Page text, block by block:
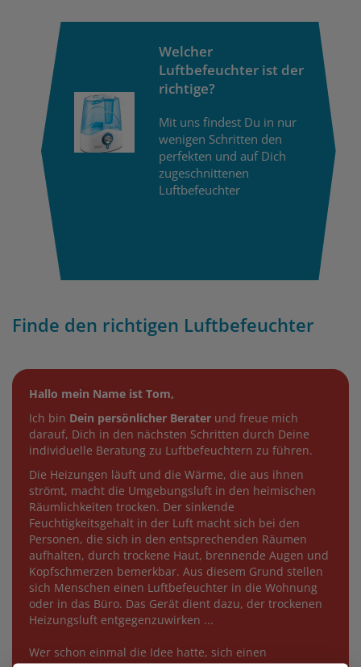
Welcher
Luftbefeuchter ist der
richtige?
Mit uns findest Du in nur
wenigen Schritten den
perfekten und auf Dich
zugeschnittenen
Luftbefeuchter
Finde den richtigen Luftbefeuchter
Hallo mein Name ist Tom,
Ich bin Dein persönlicher Berater und freue mich
darauf, Dich in den nächsten Schritten durch Deine
individuelle Beratung zu Luftbefeuchtern zu führen.
Die Heizungen läuft und die Wärme, die aus ihnen
strömt, macht die Umgebungsluft in den heimischen
Räumlichkeiten trocken. Der sinkende
Feuchtigkeitsgehalt in der Luft macht sich bei den
Personen, die sich in den entsprechenden Räumen
aufhalten, durch trockene Haut, brennende Augen und
Kopfschmerzen bemerkbar. Aus diesem Grund stellen
sich Menschen einen Luftbefeuchter in die Wohnung
oder in das Büro. Das Gerät dient dazu, der trockenen
Heizungsluft entgegenzuwirken ...
Wer schon einmal die Idee hatte, sich einen